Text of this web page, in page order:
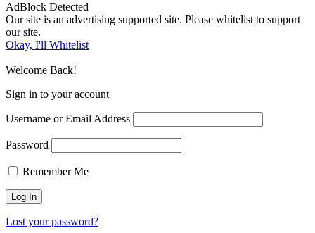
AdBlock Detected
Our site is an advertising supported site. Please whitelist to support
our site.
Okay, I'll Whitelist
Welcome Back!
Sign in to your account
Username or Email Address
Password
Remember Me
Lost your password?